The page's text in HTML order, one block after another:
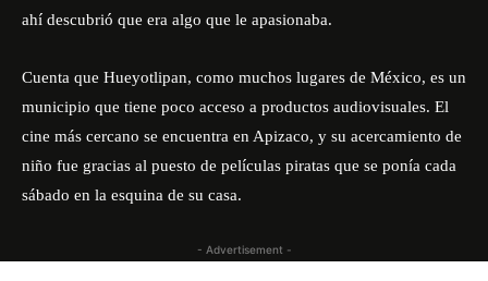
ahí descubrió que era algo que le apasionaba.
Cuenta que Hueyotlipan, como muchos lugares de México, es un
municipio que tiene poco acceso a productos audiovisuales. El
cine más cercano se encuentra en Apizaco, y su acercamiento de
niño fue gracias al puesto de películas piratas que se ponía cada
sábado en la esquina de su casa.
- Advertisement -